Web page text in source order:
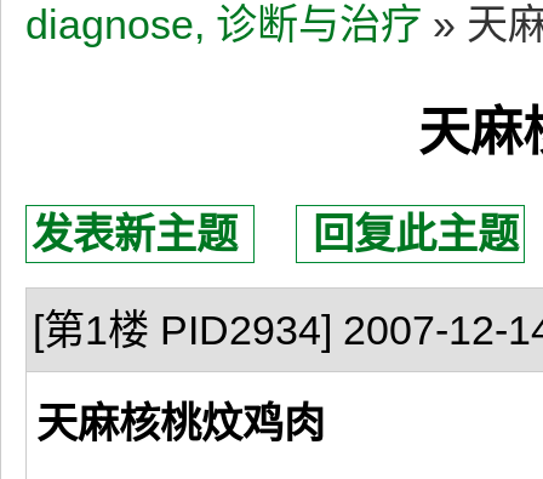
diagnose, 诊断与治疗 » 天
天麻
发表新主题 回复此主题
[第1楼 PID2934] 2007-12-
天麻核桃炆鸡肉